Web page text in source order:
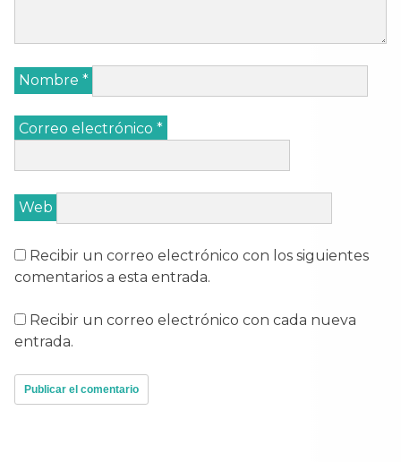
Nombre *
Correo electrónico *
Web
Recibir un correo electrónico con los siguientes
comentarios a esta entrada.
Recibir un correo electrónico con cada nueva
entrada.